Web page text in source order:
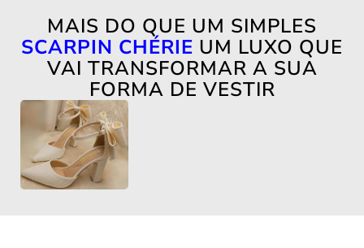
MAIS DO QUE UM SIMPLES
SCARPIN CHÉRIE UM LUXO QUE
VAI TRANSFORMAR A SUA
FORMA DE VESTIR